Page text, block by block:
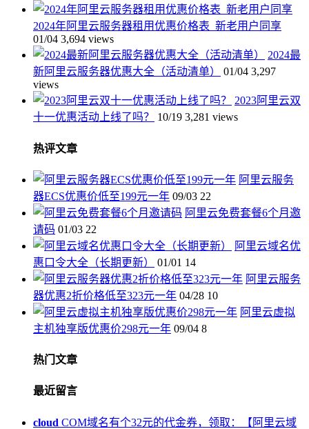
2024年阿里云服务器租用优惠价格表_新老用户同享
01/04 3,694 views
2024最
新阿里云服务器优惠大全（活动清单）
01/04 3,297
views
2023阿里云双
十一优惠活动上线了吗？
10/19 3,281 views
热评文章
阿里云服务
器ECS优惠价低至199元一年 09/03 22
阿里云免费套餐6个月邀
请码 01/03 22
阿里云域名优
惠口令大全（长期更新）
01/01 14
阿里云服务
器优惠2折价格低至323元一年 04/28 10
阿里云虚拟
主机独享版优惠价298元一年 09/04 8
热门文章
最近留言
cloud COM域名有个32元的代金券，领取：【 阿里云域